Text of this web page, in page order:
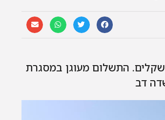
התשלום מעוגן במסגרת
דב